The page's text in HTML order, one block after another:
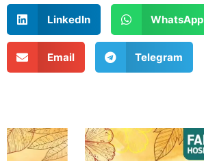
LinkedIn WhatsApp
Email Telegram